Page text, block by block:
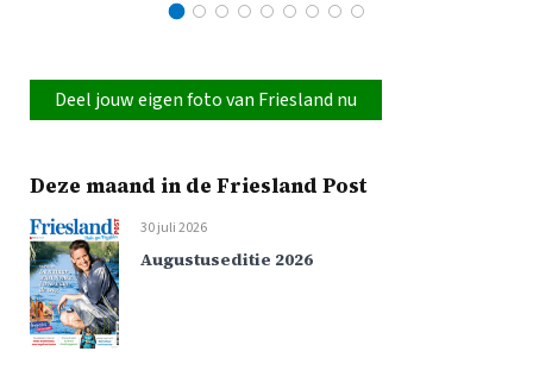
Deel jouw eigen foto van Friesland nu
Deze maand in de Friesland Post
30 juli 2026
Augustuseditie 2026